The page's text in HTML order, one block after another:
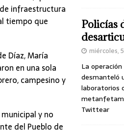
infraestructura
tiempo que
Díaz, María
en una sola
campesino y
y no
del Pueblo de
Policías
miércoles,
La
desmanteló
laboratorios
Twittear